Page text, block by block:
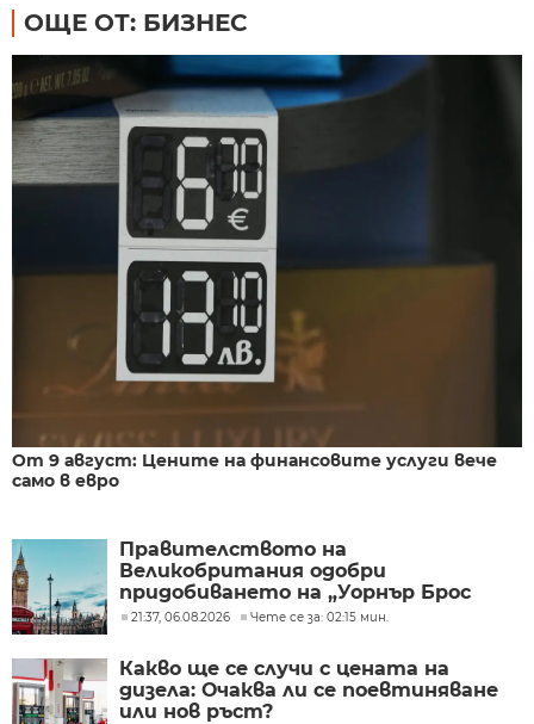
ОЩЕ ОТ: БИЗНЕС
От 9 август: Цените на финансовите услуги вече
само в евро
Правителството на
Великобритания одобри
придобиването на „Уорнър Брос
Дискавъри“ от „Парамаунт“ за 110
21:37, 06.08.2026 Чете се за: 02:15 мин.
Какво ще се случи с цената на
дизела: Очаква ли се поевтиняване
или нов ръст?